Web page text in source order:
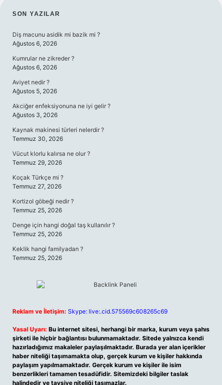
SIDEBAR
SON YAZILAR
Diş macunu asidik mi bazik mi ?
Ağustos 6, 2026
Kumrular ne zikreder ?
Ağustos 6, 2026
Aviyet nedir ?
Ağustos 5, 2026
Akciğer enfeksiyonuna ne iyi gelir ?
Ağustos 3, 2026
Kaynak makinesi türleri nelerdir ?
Temmuz 30, 2026
Vücut klorlu kalırsa ne olur ?
Temmuz 29, 2026
Koçak Türkçe mi ?
Temmuz 27, 2026
Kortizol göbeği nedir ?
Temmuz 25, 2026
Denge için hangi doğal taş kullanılır ?
Temmuz 25, 2026
Keklik hangi familyadan ?
Temmuz 25, 2026
Reklam ve İletişim: Skype: live:.cid.575569c608265c69
Yasal Uyarı: Bu internet sitesi, herhangi bir marka, kurum veya şahıs
şirketi ile hiçbir bağlantısı bulunmamaktadır. Sitede yalnızca kendi
hazırladığımız makaleler paylaşılmaktadır. Burada yer alan içerikler
haber niteliği taşımamakta olup, gerçek kurum ve kişiler hakkında
paylaşım yapılmamaktadır. Gerçek kurum ve kişiler ile isim
benzerlikleri tamamen tesadüfidir. Sitemizdeki bilgiler taslak
halindedir ve tavsiye niteliği taşımazlar.